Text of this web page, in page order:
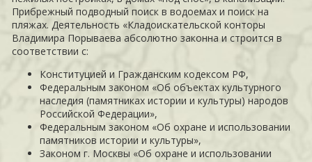
Прибрежный подводный поиск в водоемах и поиск на
пляжах. Деятельность «Кладоискательской конторы
Владимира Порываева абсолютно законна и строится в
соответствии с:
Конституцией и Гражданским кодексом РФ,
Федеральным законом «Об объектах культурного
наследия (памятниках истории и культуры) народов
Российской Федерации»,
Федеральным законом «Об охране и использовании
памятников истории и культуры»,
Законом г. Москвы «Об охране и использовании